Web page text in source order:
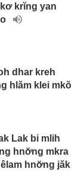
krĭng yan
dhar kreh
hlăm klei mkŏ
Lak bi mlih
hnơ̆ng mkra
hnơ̆ng jăk